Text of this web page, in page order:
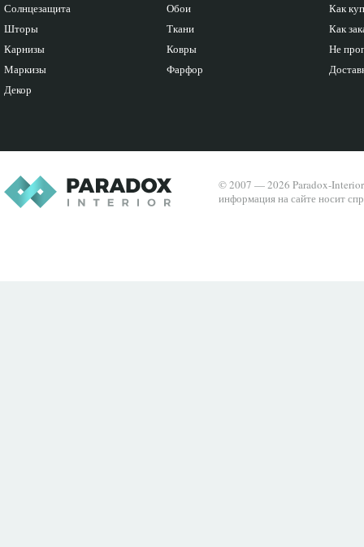
Солнцезащита
Шторы
Карнизы
Маркизы
Декор
Обои
Ткани
Ковры
Фарфор
Как
Как
Не
© 2007 — 2026 Paradox-
информация на сайте носит